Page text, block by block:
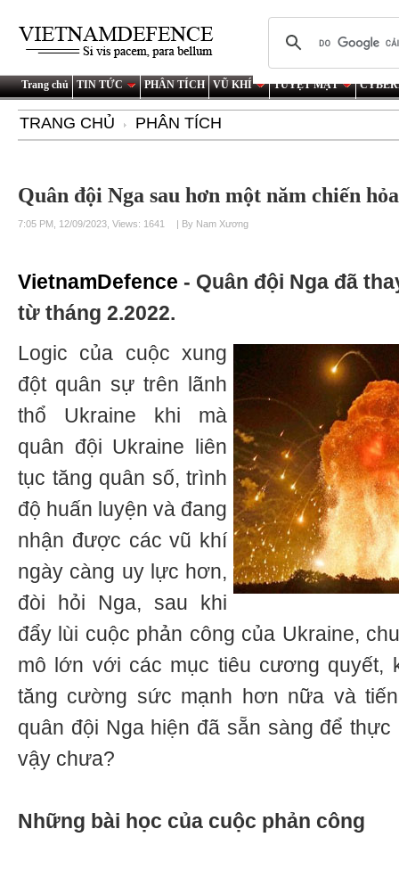
Trang chủ TIN TỨC PHÂN TÍCH VŨ KHÍ TUYỆT MẬT
TRANG CHỦ PHÂN TÍCH
Quân đội Nga sau hơn một năm chiến hỏa
7:05 PM, 12/09/2023, Views: 1641 | By Nam Xương
VietnamDefence - Quân đội Nga đã
từ tháng 2.2022.
Logic của cuộc xung
đột quân sự trên lãnh
thổ Ukraine khi mà
quân đội Ukraine liên
tục tăng quân số, trình
độ huấn luyện và đang
nhận được các vũ khí
ngày càng uy lực hơn,
đòi hỏi Nga, sau khi
đẩy lùi cuộc phản công của Ukraine,
mô lớn với các mục tiêu cương quyết,
tăng cường sức mạnh hơn nữa và
quân đội Nga hiện đã sẵn sàng để
vậy chưa?
Những bài học của cuộc phản công